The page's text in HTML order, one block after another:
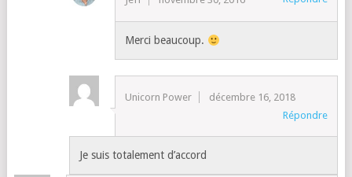
Merci beaucoup.
Unicorn Power
décembre 16, 2018
Répondre
Je suis totalement d’accord